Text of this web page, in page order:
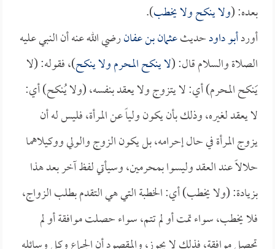
بعده: (ولا ينكح ولا يخطب).
أوردأبو داودحديثعثمان بن عفانرضي الله عنه أن النبي عليه
الصلاة والسلام قال: (لا ينكح المحرم ولا ينكح)، فقوله: (لا
يَنكح المحرم) أي: لا يتزوج ولا يعقد بنفسه، (ولا يُنكح) أي:
لا يعقد لغيره، وذلك بأن يكون ولياً عن المرأة، فليس له أن
يزوج المرأة في حال إحرامه، بل يكون الزوج والولي ووكيلاهما
حلالاً عند العقد وليسوا بمحرمين، وسيأتي لفظ آخر بعد هذا
بزيادة: (ولا يخطب) أي: الخطبة التي هي التقدم بطلب الزواج،
فلا يخطب، سواء تمت أو لم تتم، سواء حصلت موافقة أو لم